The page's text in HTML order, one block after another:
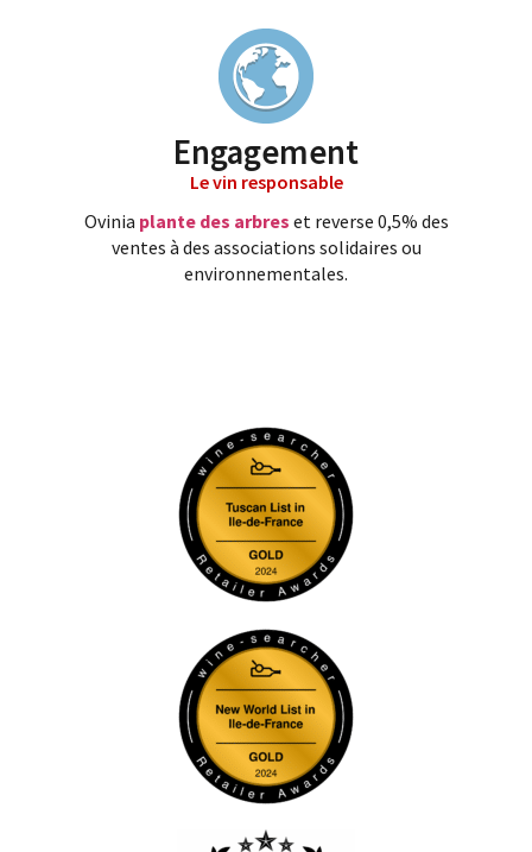
Engagement
Le vin responsable
Ovinia plante des arbres et reverse 0,5% des
ventes à des associations solidaires ou
environnementales.